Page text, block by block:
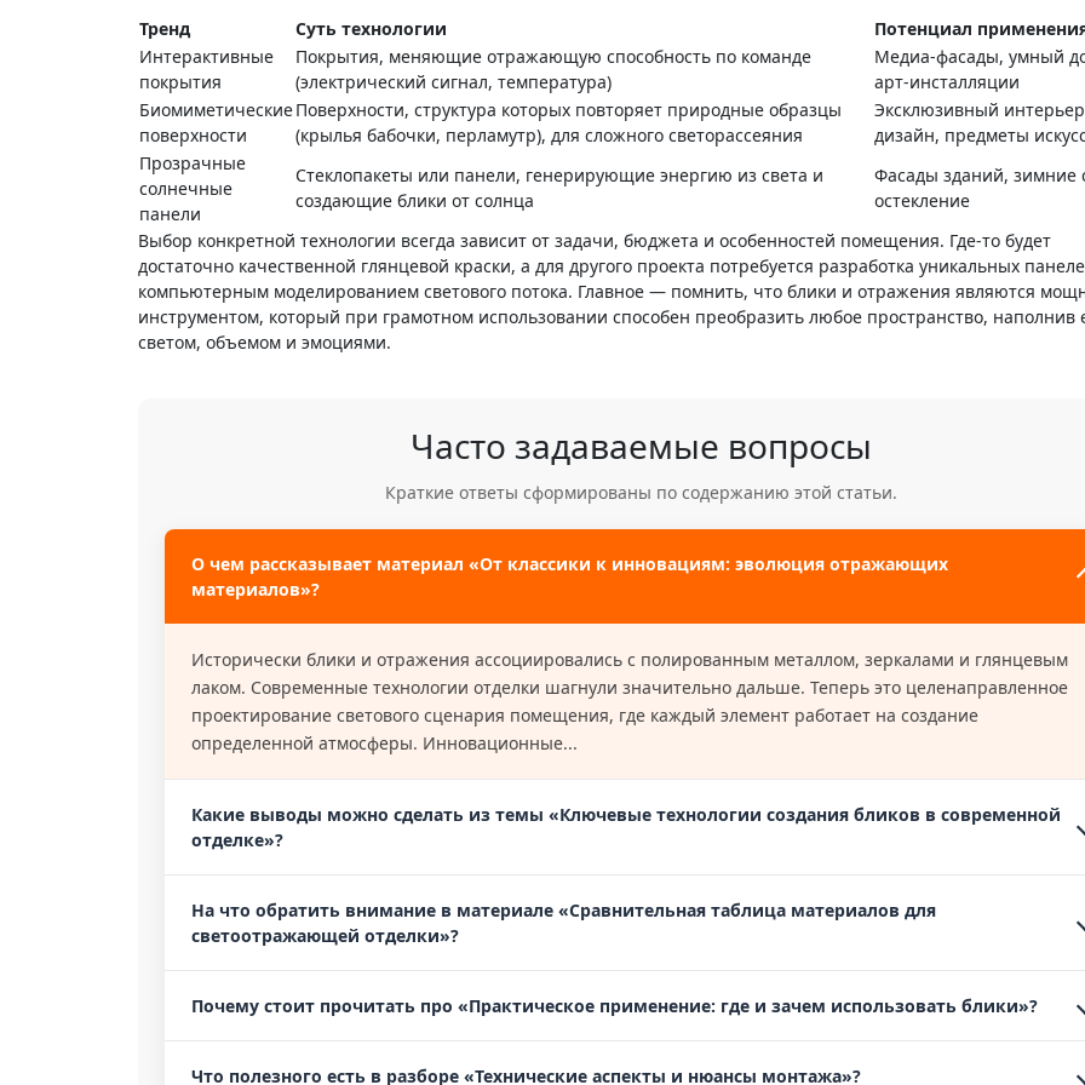
Тренд
Суть технологии
Потенциал
Интерактивные
покрытия
Покрытия, меняющие отражающую способность по команде
(электрический сигнал, температура)
Медиа-фасады, умный
арт-инсталляции
Биомиметические
поверхности
Поверхности, структура которых повторяет природные образцы
(крылья бабочки, перламутр), для сложного светорассеяния
Эксклюзивный
дизайн, предметы
Прозрачные
солнечные
панели
Стеклопакеты или панели, генерирующие энергию из света и
создающие блики от солнца
Фасады зданий, зимние
остекление
Выбор конкретной технологии всегда зависит от задачи, бюджета и особенностей помещения. Где-то будет
достаточно качественной глянцевой краски, а для другого проекта потребуется разработка уникальных
компьютерным моделированием светового потока. Главное — помнить, что блики и отражения являются
инструментом, который при грамотном использовании способен преобразить любое пространство, наполнив
светом, объемом и эмоциями.
Часто задаваемые вопросы
Краткие ответы сформированы по содержанию этой статьи.
О чем рассказывает материал «От классики к инновациям: эволюция отражающих
материалов»?
Исторически блики и отражения ассоциировались с полированным металлом, зеркалами и глянцевым
лаком. Современные технологии отделки шагнули значительно дальше. Теперь это целенаправленное
проектирование светового сценария помещения, где каждый элемент работает на создание
определенной атмосферы. Инновационные...
Какие выводы можно сделать из темы «Ключевые технологии создания бликов в современной
отделке»?
На что обратить внимание в материале «Сравнительная таблица материалов для
светоотражающей отделки»?
Почему стоит прочитать про «Практическое применение: где и зачем использовать блики»?
Что полезного есть в разборе «Технические аспекты и нюансы монтажа»?